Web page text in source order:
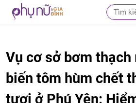
Vụ cơ sở bơm thạch
biến tôm hùm chết
tươi ở Phú Yên: